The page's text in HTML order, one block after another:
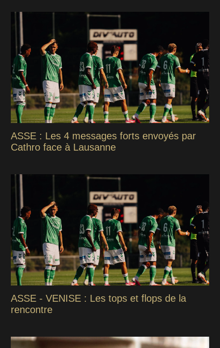
ASSE : Les 4 messages forts envoyés par
Cathro face à Lausanne
ASSE - VENISE : Les tops et flops de la
rencontre